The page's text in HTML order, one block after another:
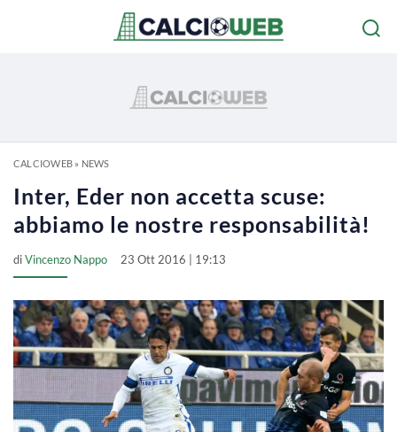
CALCIOWEB» NEWS
Inter, Eder non accetta scuse:
abbiamo le nostre responsabilità!
diVincenzo Nappo 23 Ott 2016 | 19:13